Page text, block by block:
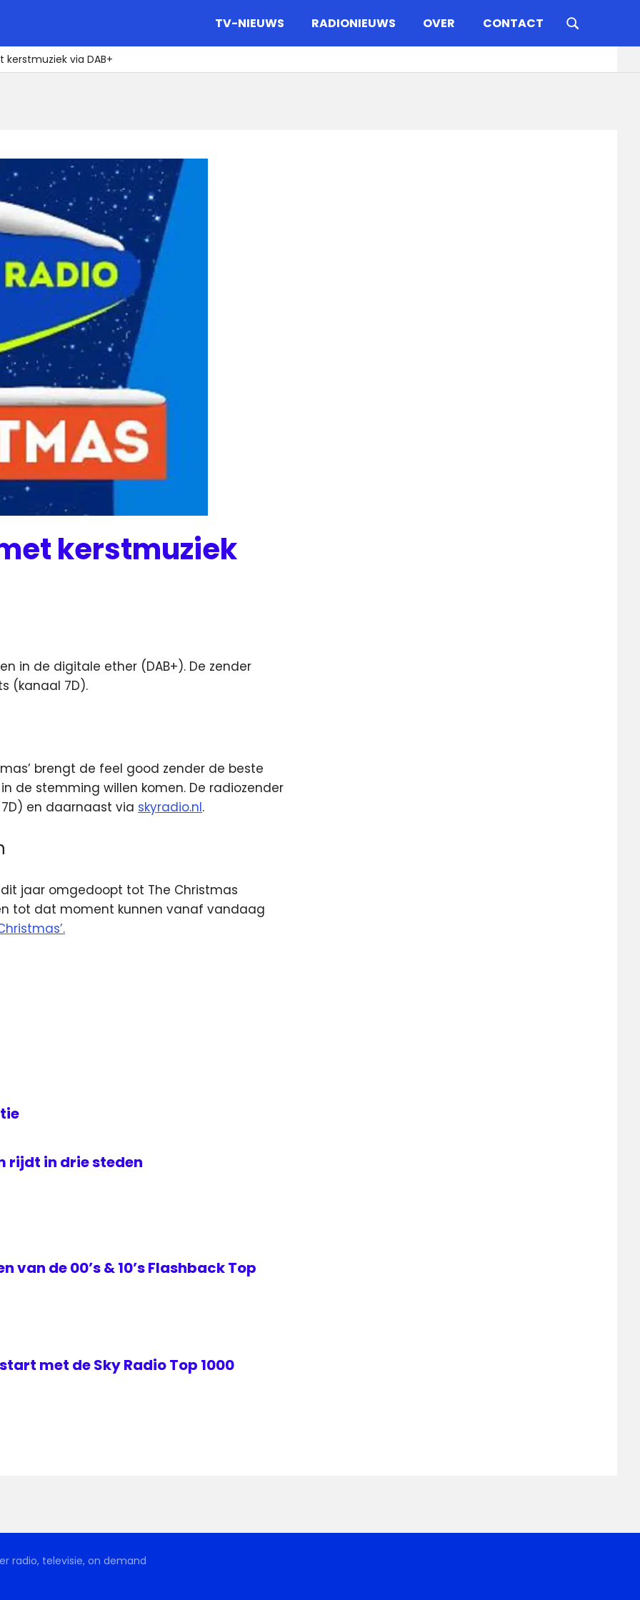
TV-NIEUWS RADIONIEUWS OVER CONTACT
kerstmuziek via DAB+
kerstmuziek
in de digitale ether (DAB+). De zender
(kanaal 7D).
brengt de feel good zender de beste
de stemming willen komen. De radiozender
en daarnaast via skyradio.nl.
dit jaar omgedoopt tot The Christmas
tot dat moment kunnen vanaf vandaag
rijdt in drie steden
van de 00’s & 10’s Flashback Top
met de Sky Radio Top 1000
radio, televisie, on demand